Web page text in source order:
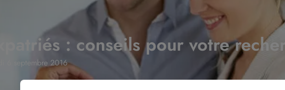
: conseils pour votre
6 septembre 2016